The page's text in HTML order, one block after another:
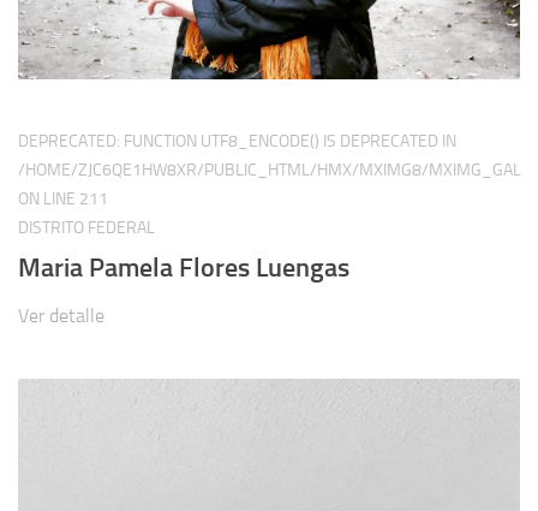
DEPRECATED: FUNCTION UTF8_ENCODE() IS DEPRECATED IN
/HOME/ZJC6QE1HW8XR/PUBLIC_HTML/HMX/MXIMG8/
ON LINE 211
DISTRITO FEDERAL
Maria Pamela Flores Luengas
Ver detalle